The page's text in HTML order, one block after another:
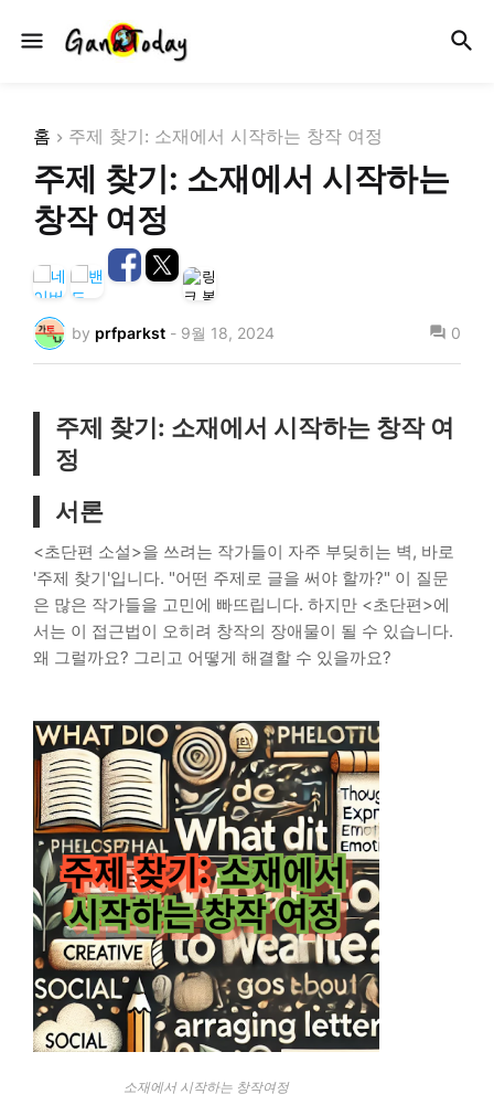
홈 주제 찾기: 소재에서 시작하는 창작 여정
주제 찾기: 소재에서 시작하는
창작 여정
by prfparkst - 9월 18, 2024 0
주제 찾기: 소재에서 시작하는 창작 여
정
서론
<초단편 소설>을 쓰려는 작가들이 자주 부딪히는 벽, 바로
'주제 찾기'입니다. "어떤 주제로 글을 써야 할까?" 이 질문
은 많은 작가들을 고민에 빠뜨립니다. 하지만 <초단편>에
서는 이 접근법이 오히려 창작의 장애물이 될 수 있습니다.
왜 그럴까요? 그리고 어떻게 해결할 수 있을까요?
소재에서 시작하는 창작여정